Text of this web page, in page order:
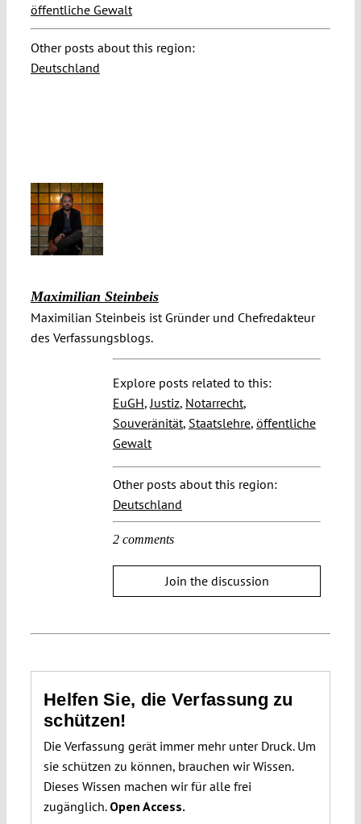
öffentliche Gewalt
Other posts about this region:
Deutschland
Maximilian Steinbeis
Maximilian Steinbeis ist Gründer und Chefredakteur
des Verfassungsblogs.
Explore posts related to this:
EuGH,Justiz, Notarrecht,
Souveränität, Staatslehre, öffentliche
Gewalt
Other posts about this region:
Deutschland
2 comments
Join the discussion
Helfen Sie, die Verfassung zu
schützen!
Die Verfassung gerät immer mehr unter Druck. Um
sie schützen zu können, brauchen wir Wissen.
Dieses Wissen machen wir für alle frei
zugänglich. Open Access.